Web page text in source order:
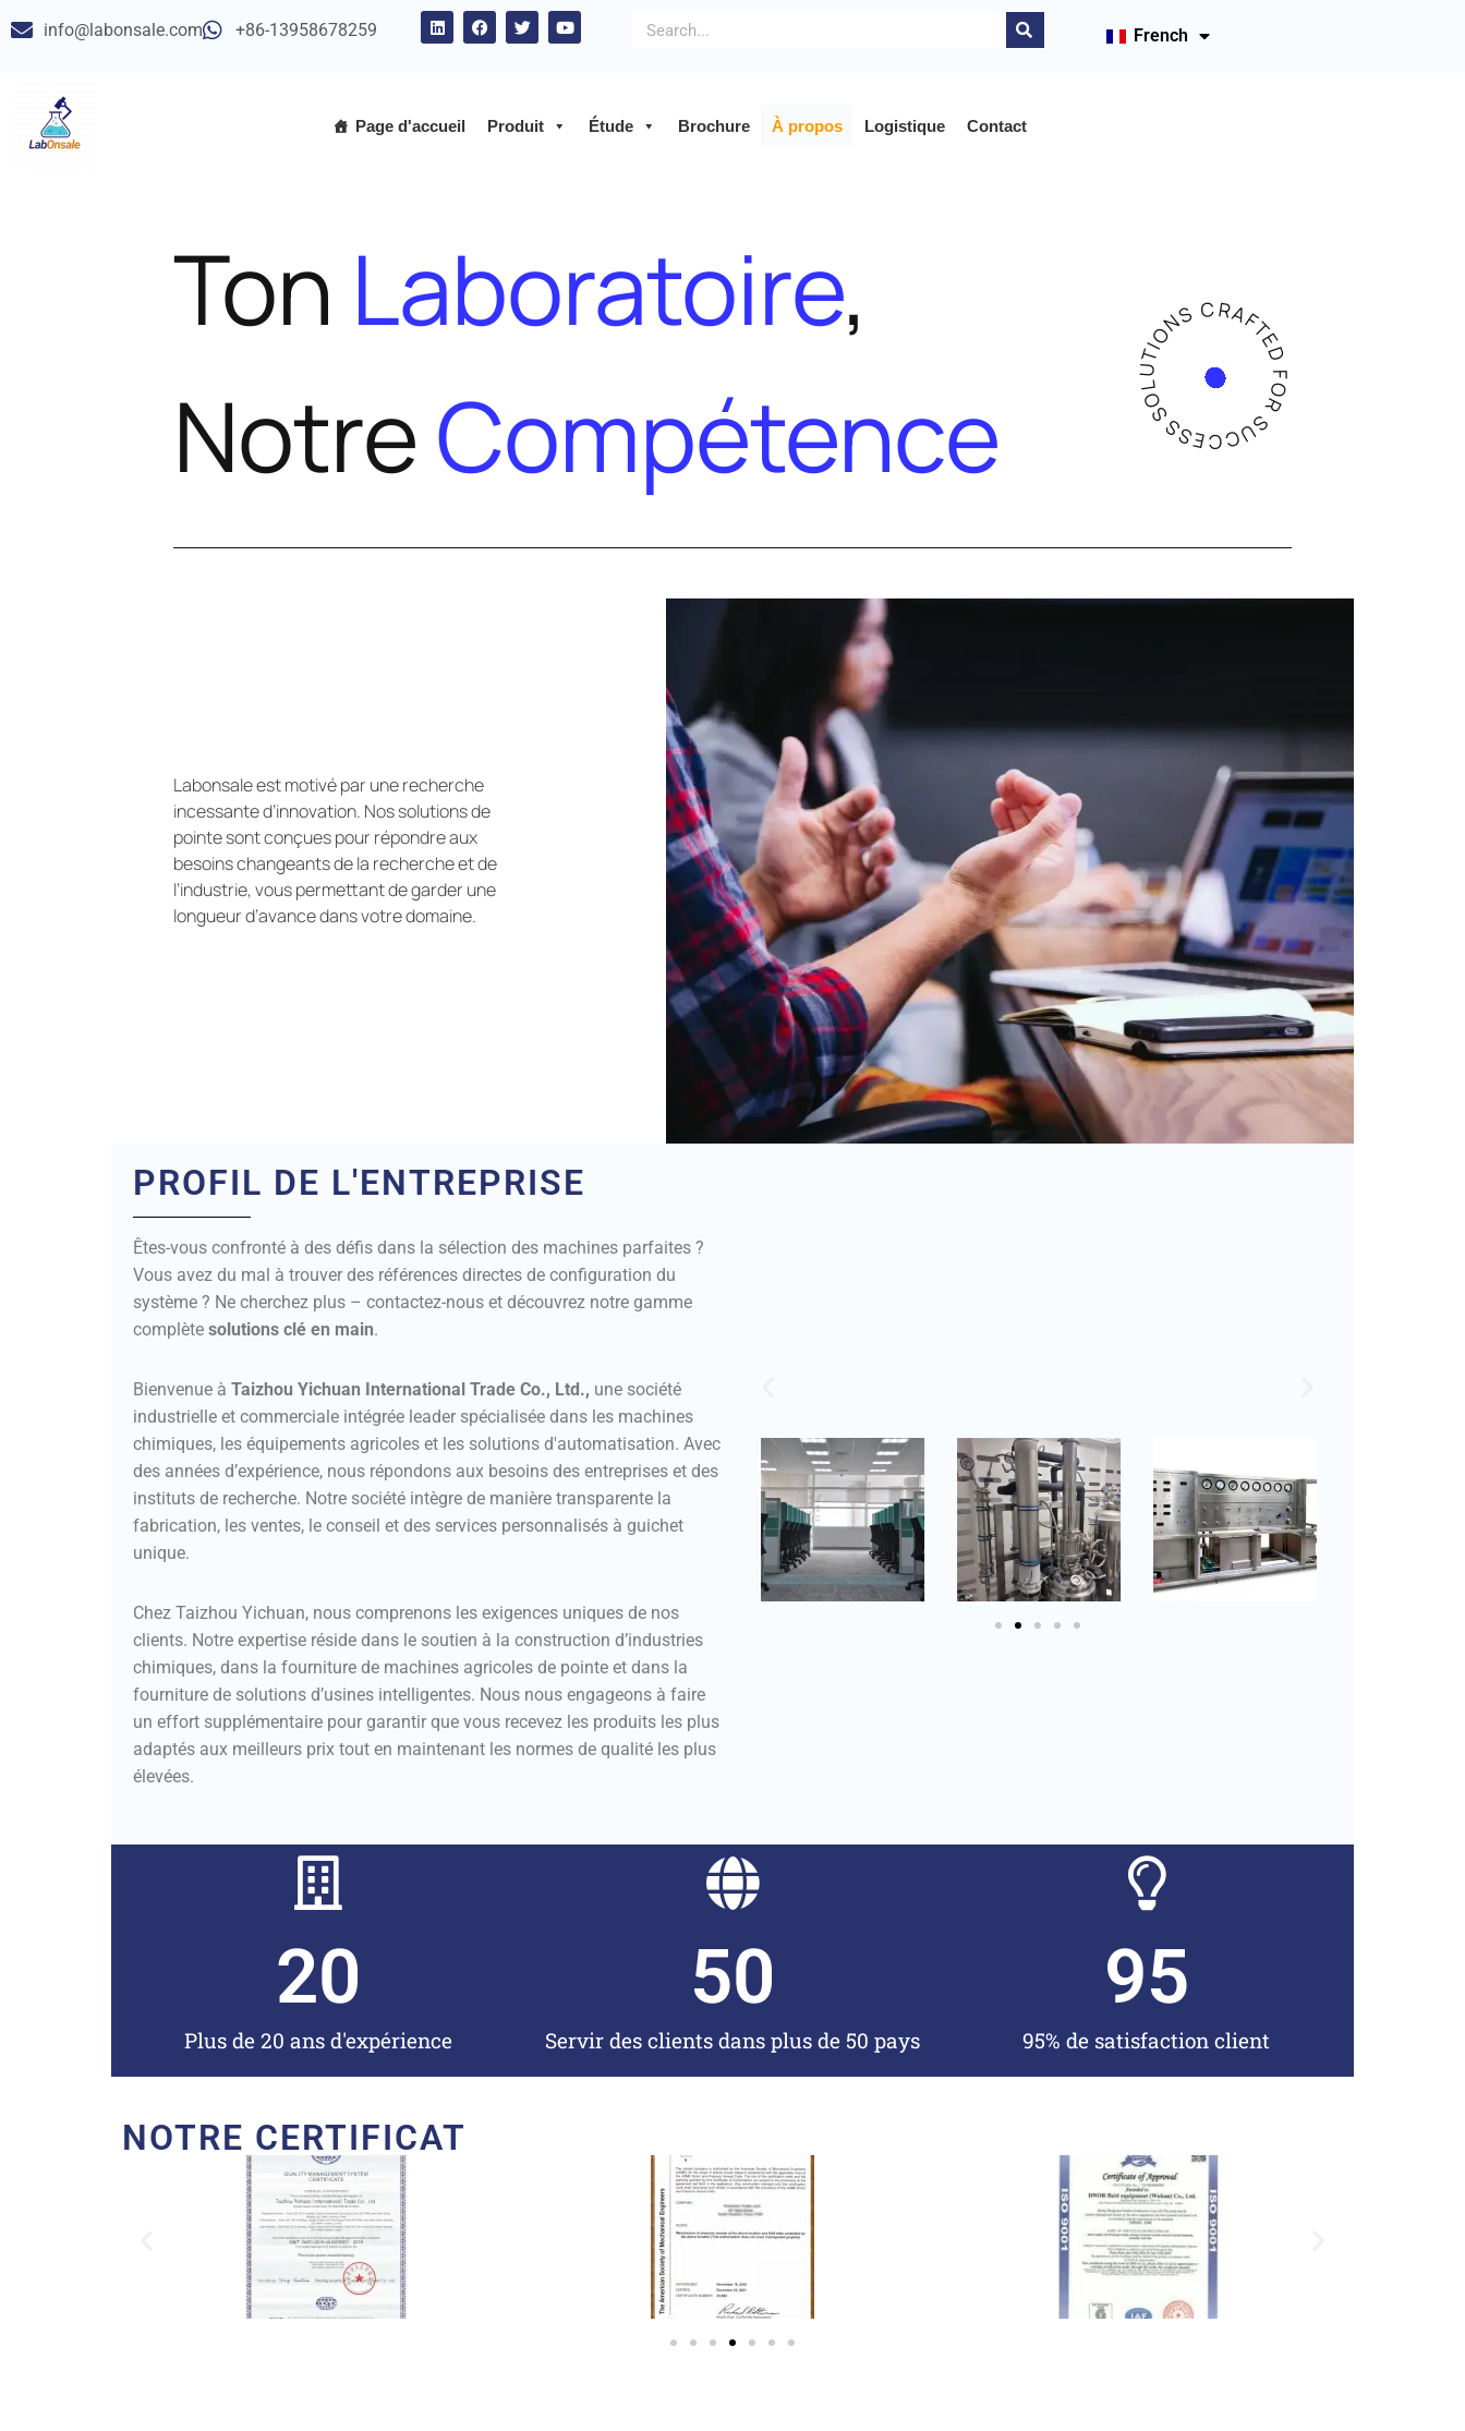
contenu
info@labonsale.com +86-13958678259 French
Page d'accueil Produit Étude Brochure À propos Logistique Contact
Ton Laboratoire,
NotreCompétence SOLUTIONS CRAFTED FOR SUCCESS
Labonsale est motivé par une recherche
incessante d’innovation. Nos solutions de
pointe sont conçues pour répondre aux
besoins changeants de la recherche et de
l’industrie, vous permettant de garder une
longueur d’avance dans votre domaine.
PROFIL DE L'ENTREPRISE
Êtes-vous confronté à des défis dans la sélection des machines parfaites ?
Vous avez du mal à trouver des références directes de configuration du
système ? Ne cherchez plus – contactez-nous et découvrez notre gamme
complète solutions clé en main.
Bienvenue à Taizhou Yichuan International Trade Co., Ltd., une société
industrielle et commerciale intégrée leader spécialisée dans les machines
chimiques, les équipements agricoles et les solutions d'automatisation. Avec
des années d’expérience, nous répondons aux besoins des entreprises et des
instituts de recherche. Notre société intègre de manière transparente la
fabrication, les ventes, le conseil et des services personnalisés à guichet
unique.
Chez Taizhou Yichuan, nous comprenons les exigences uniques de nos
clients. Notre expertise réside dans le soutien à la construction d’industries
chimiques, dans la fourniture de machines agricoles de pointe et dans la
fourniture de solutions d’usines intelligentes. Nous nous engageons à faire
un effort supplémentaire pour garantir que vous recevez les produits les plus
adaptés aux meilleurs prix tout en maintenant les normes de qualité les plus
élevées.
Plus de 20 ans d'expérience
20
Servir des clients dans plus de 50 pays​
50
95% de satisfaction client
95
NOTRE CERTIFICAT